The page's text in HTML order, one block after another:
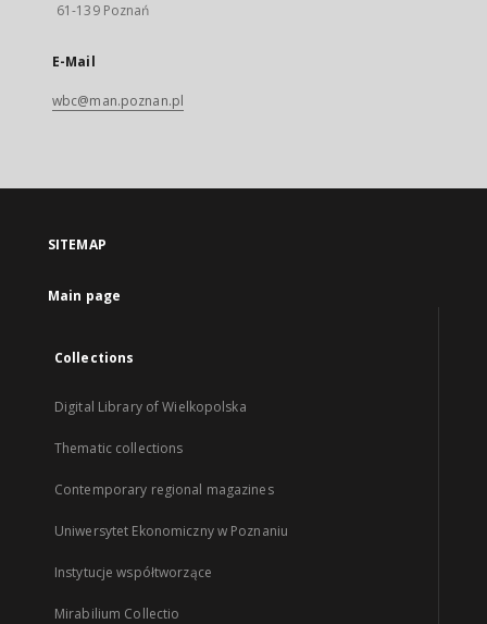
61-139 Poznań
E-Mail
wbc@man.poznan.pl
SITEMAP
Main page
Collections
Digital Library of Wielkopolska
Thematic collections
Contemporary regional magazines
Uniwersytet Ekonomiczny w Poznaniu
Instytucje współtworzące
Mirabilium Collectio